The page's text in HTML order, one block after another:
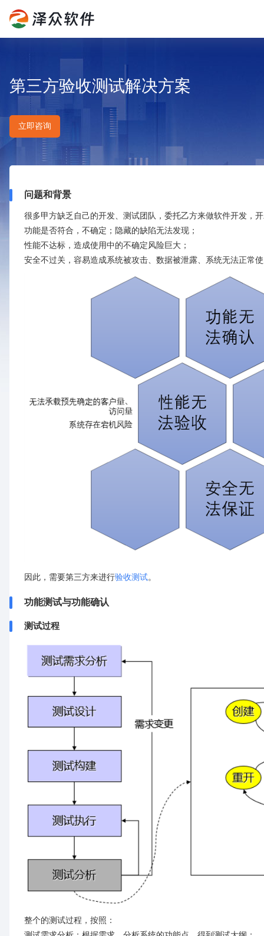
第三方验收测试解决方案
立即咨询
问题和背景
很多甲方缺乏自己的开发、测试团队，委托乙方来做软件开发，
功能是否符合，不确定；隐藏的缺陷无法发现；
性能不达标，造成使用中的不确定风险巨大；
安全不过关，容易造成系统被攻击、数据被泄露、系统无法正常
因此，需要第三方来进行验收测试。
功能测试与功能确认
测试过程
整个的测试过程，按照：